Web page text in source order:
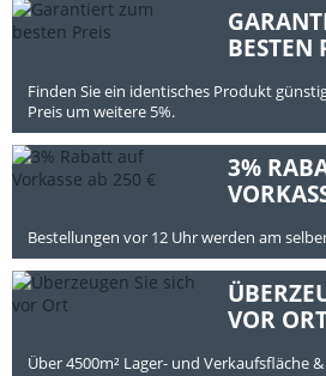
BESTEN
Finden Sie ein identisches Produkt
Preis um weitere 5%.
3%
Bestellungen vor 12 Uhr werden am
VOR
Über 4500m² Lager- und Verkaufsfläche